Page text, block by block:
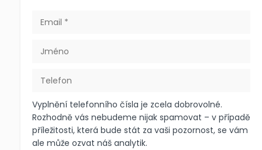
Vyplnění telefonního čísla je zcela dobrovolné.
Rozhodně vás nebudeme nijak spamovat – v případě
příležitosti, která bude stát za vaši pozornost, se vám
ale může ozvat náš analytik.